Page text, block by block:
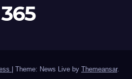
365
Theme: News Live by Themeansar.